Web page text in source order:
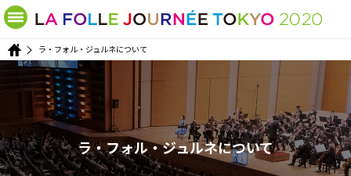
ラ・フォル・ジュルネについて
ラ・フォル・ジュルネについて